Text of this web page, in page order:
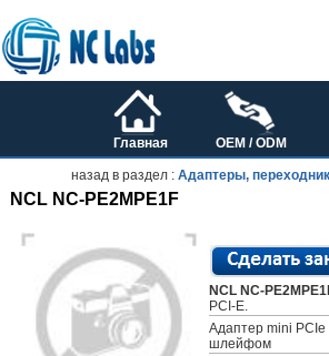
Главная OEM / ODM
назад в раздел :Адаптеры,
NCL NC-PE2MPE1F
NCL NC-
PCI-E.
Адаптер mini PCIe
шлейфом